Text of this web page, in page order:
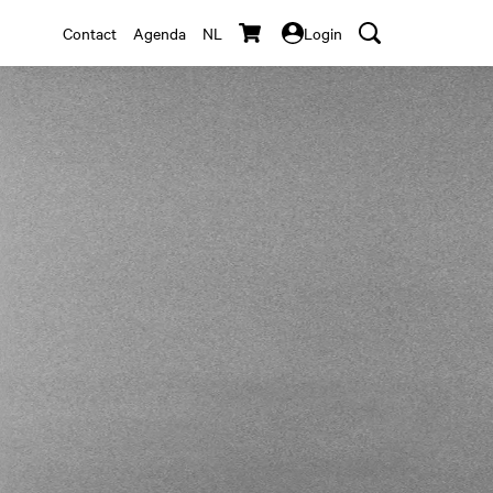
Contact Agenda NL Login